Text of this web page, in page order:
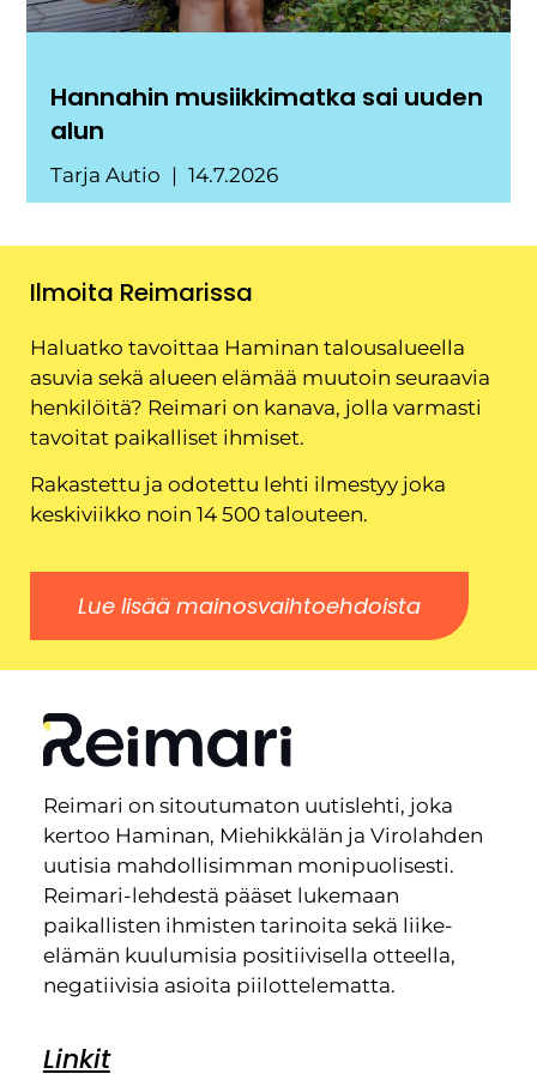
Hannahin musiikkimatka sai uuden
alun
Tarja Autio 14.7.2026
Ilmoita Reimarissa
Haluatko tavoittaa Haminan talousalueella
asuvia sekä alueen elämää muutoin seuraavia
henkilöitä? Reimari on kanava, jolla varmasti
tavoitat paikalliset ihmiset.
Rakastettu ja odotettu lehti ilmestyy joka
keskiviikko noin 14 500 talouteen.
Lue lisää mainosvaihtoehdoista
Reimari on sitoutumaton uutislehti, joka
kertoo Haminan, Miehikkälän ja Virolahden
uutisia mahdollisimman monipuolisesti.
Reimari-lehdestä pääset lukemaan
paikallisten ihmisten tarinoita sekä liike-
elämän kuulumisia positiivisella otteella,
negatiivisia asioita piilottelematta.
Linkit